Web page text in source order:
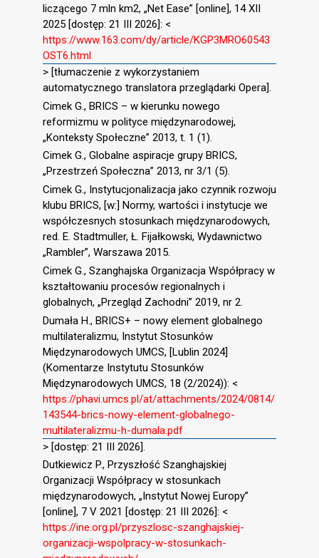
liczącego 7 mln km2, „Net Ease” [online], 14 XII
2025 [dostęp: 21 III 2026]: <
https://www.163.com/dy/article/KGP3MRO60543
OST6.html
> [tłumaczenie z wykorzystaniem
automatycznego translatora przeglądarki Opera].
Cimek G., BRICS – w kierunku nowego
reformizmu w polityce międzynarodowej,
„Konteksty Społeczne” 2013, t. 1 (1).
Cimek G., Globalne aspiracje grupy BRICS,
„Przestrzeń Społeczna” 2013, nr 3/1 (5).
Cimek G., Instytucjonalizacja jako czynnik rozwoju
klubu BRICS, [w:] Normy, wartości i instytucje we
współczesnych stosunkach międzynarodowych,
red. E. Stadtmuller, Ł. Fijałkowski, Wydawnictwo
„Rambler”, Warszawa 2015.
Cimek G., Szanghajska Organizacja Współpracy w
kształtowaniu procesów regionalnych i
globalnych, „Przegląd Zachodni” 2019, nr 2.
Dumała H., BRICS+ – nowy element globalnego
multilateralizmu, Instytut Stosunków
Międzynarodowych UMCS, [Lublin 2024]
(Komentarze Instytutu Stosunków
Międzynarodowych UMCS, 18 (2/2024)): <
https://phavi.umcs.pl/at/attachments/2024/0814/
143544-brics-nowy-element-globalnego-
multilateralizmu-h-dumala.pdf
> [dostęp: 21 III 2026].
Dutkiewicz P., Przyszłość Szanghajskiej
Organizacji Współpracy w stosunkach
międzynarodowych, „Instytut Nowej Europy”
[online], 7 V 2021 [dostęp: 21 III 2026]: <
https://ine.org.pl/przyszlosc-szanghajskiej-
organizacji-wspolpracy-w-stosunkach-